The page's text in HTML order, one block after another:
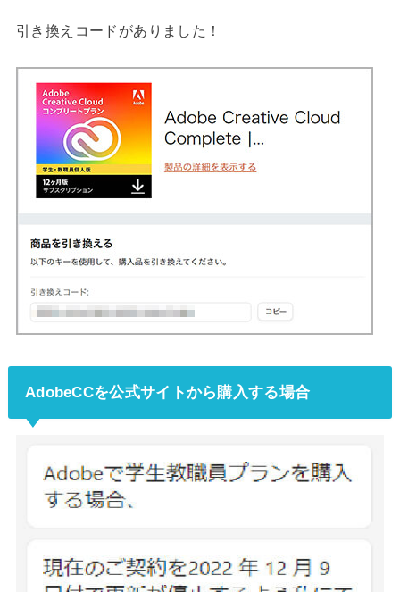
引き換えコードがありました！
AdobeCCを公式サイトから購入する場合